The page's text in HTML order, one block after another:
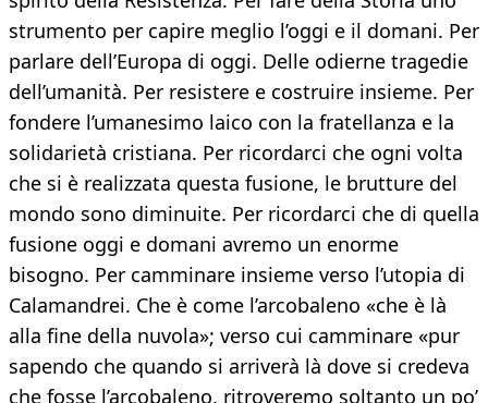
strumento per capire meglio l’oggi e il domani. Per
parlare dell’Europa di oggi. Delle odierne tragedie
dell’umanità. Per resistere e costruire insieme. Per
fondere l’umanesimo laico con la fratellanza e la
solidarietà cristiana. Per ricordarci che ogni volta
che si è realizzata questa fusione, le brutture del
mondo sono diminuite. Per ricordarci che di quella
fusione oggi e domani avremo un enorme
bisogno. Per camminare insieme verso l’utopia di
Calamandrei. Che è come l’arcobaleno «che è là
alla fine della nuvola»; verso cui camminare «pur
sapendo che quando si arriverà là dove si credeva
che fosse l’arcobaleno, ritroveremo soltanto un po’